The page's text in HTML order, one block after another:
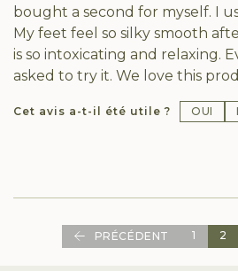
bought a second for myself. I
My feet feel so silky smooth
is so intoxicating and relaxing.
asked to try it. We love this
Cet avis a-t-il été utile ? OUI
PRÉCÉDENT 1 2